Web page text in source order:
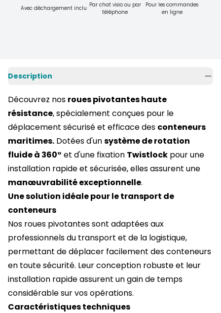
Avec déchargement inclu Par chat visio ou par
téléphone
Pour les commandes
en ligne
Description
Découvrez nos roues pivotantes haute
résistance, spécialement conçues pour le
déplacement sécurisé et efficace des conteneurs
maritimes. Dotées d'unsystème de rotation
fluide à 360° et d'une fixation Twistlock pour une
installation rapide et sécurisée, elles assurent une
manœuvrabilité exceptionnelle.
Une solution idéale pour le transport de
conteneurs
Nos roues pivotantes sont adaptées aux
professionnels du transport et de la logistique,
permettant de déplacer facilement des conteneurs
en toute sécurité. Leur conception robuste et leur
installation rapide assurent un gain de temps
considérable sur vos opérations.
Caractéristiques techniques